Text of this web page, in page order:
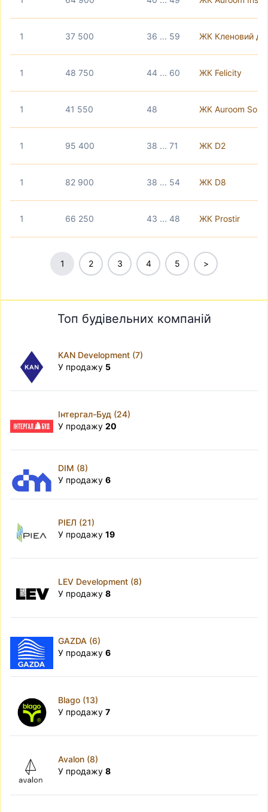
1 37 500 36 ... 59 ЖК Кленовий
1 48 750 44 ... 60 ЖК Felicity
1 41 550 48 ЖК Auroom Solar
1 95 400 38 ... 71 ЖК D2
1 82 900 38 ... 54 ЖК D8
1 66 250 43 ... 48 ЖК Prostir
1 2 3 4 5 >
Топ будівельних компаній
KAN Development (7)
У продажу 5
Інтергал-Буд (24)
У продажу 20
DIM (8)
У продажу 6
РІЕЛ (21)
У продажу 19
LEV Development (8)
У продажу 8
GAZDA (6)
У продажу 6
Blago (13)
У продажу 7
Avalon (8)
У продажу 8